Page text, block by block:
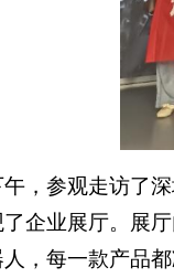
午，参观走访了
了企业展厅。展
，每一款产品